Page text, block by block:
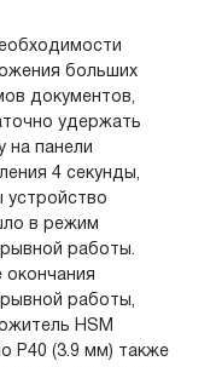
больших
документов,
удержать
на панели
4 секунды,
устройство
в режим
работы.
окончания
работы,
HSM
P40 (3.9 мм) также